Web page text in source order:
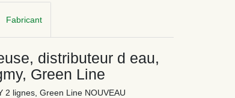
Fabricant
distributeur d eau,
Green Line
2 lignes, Green Line NOUVEAU